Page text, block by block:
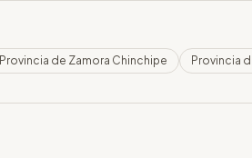
Provincia de Zamora Chinchipe Provincia